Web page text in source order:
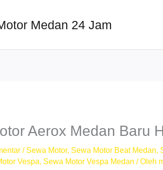
Medan 24 Jam
Aerox Medan Baru
/ Sewa Motor, Sewa Motor Beat Medan,
Vespa, Sewa Motor Vespa Medan / Oleh